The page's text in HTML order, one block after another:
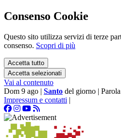
Consenso Cookie
Questo sito utilizza servizi di terze
consenso. Scopri di più
Accetta tutto
Accetta selezionati
Vai al contenuto
Dom 9 ago | Santo del giorno |
Impressum e contatti |